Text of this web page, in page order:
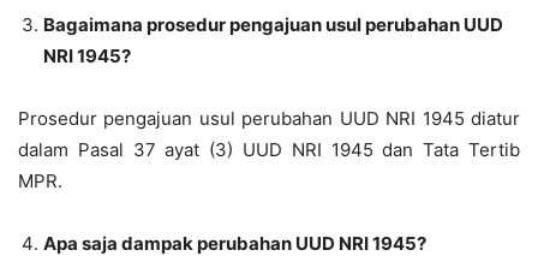
Bagaimana prosedur pengajuan usul perubahan UUD
NRI 1945?
Prosedur pengajuan usul perubahan UUD NRI 1945 diatur
dalam Pasal 37 ayat (3) UUD NRI 1945 dan Tata Tertib
MPR.
Apa saja dampak perubahan UUD NRI 1945?